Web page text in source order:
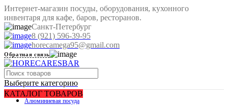
Интернет-магазин посуды, оборудования, кухонного
инвентаря для кафе, баров, ресторанов.
Санкт-Петербург
8 (921) 596-39-95
horecamega95@gmail.com
Обратная связь
Выберите категорию
Алюминиевая посуда
КАТАЛОГ ТОВАРОВ